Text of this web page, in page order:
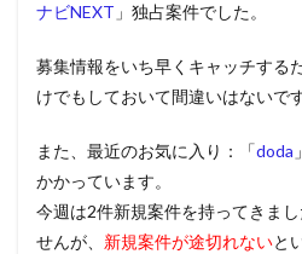
ナビNEXT 」独占案件でした。
募集情報をいち早くキャッチする
けでもしておいて間違いはないです
また、最近のお気に入り：「doda
かかっています。
今週は2件新規案件を持ってきま
せんが、 新規案件が途切れないと